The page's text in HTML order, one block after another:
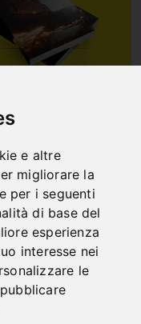
e altre
migliorare la
per i seguenti
di base del
esperienza
interesse nei
le